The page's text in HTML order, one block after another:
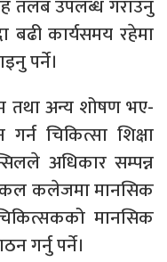
तलब उपलब्ध गराउनु
बढी कार्यसमय रहेमा
पर्ने।
तथा अन्य शोषण भए-
चिकित्सा शिक्षा
अधिकार सम्पन्न
कलेजमा मानसिक
चिकित्सकको मानसिक
गर्नु पर्ने।